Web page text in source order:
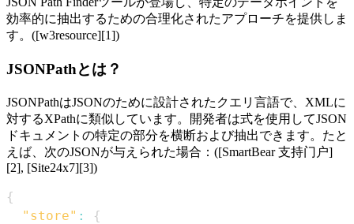
効率的に抽出するための合理化されたアプローチを提供しま
す。([w3resource][1])
JSONPathとは？
JSONPathはJSONのために設計されたクエリ言語で、XMLに
対するXPathに類似しています。開発者は式を使用してJSON
ドキュメントの特定の部分を横断および抽出できます。たと
えば、次のJSONが与えられた場合：([SmartBear 支持门户]
[2], [Site24x7][3])
{
"store" :
{